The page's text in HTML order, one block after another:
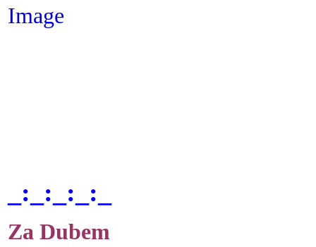
_:_:_:_:_
Za Dubem